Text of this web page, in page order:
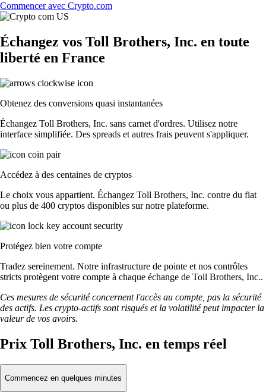
Commencer avec Crypto.com
Échangez vos Toll Brothers, Inc. en toute
liberté en France
Obtenez des conversions quasi instantanées
Échangez Toll Brothers, Inc. sans carnet d'ordres. Utilisez notre
interface simplifiée. Des spreads et autres frais peuvent s'appliquer.
Accédez à des centaines de cryptos
Le choix vous appartient. Échangez Toll Brothers, Inc. contre du fiat
ou plus de 400 cryptos disponibles sur notre plateforme.
Protégez bien votre compte
Tradez sereinement. Notre infrastructure de pointe et nos contrôles
stricts protègent votre compte à chaque échange de Toll Brothers, Inc..
Ces mesures de sécurité concernent l'accès au compte, pas la sécurité
des actifs. Les crypto-actifs sont risqués et la volatilité peut impacter la
valeur de vos avoirs.
Prix Toll Brothers, Inc. en temps réel
Commencez en quelques minutes